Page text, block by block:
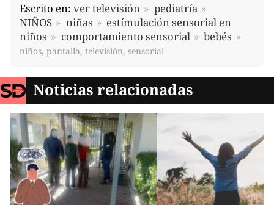
Escrito en: ver televisión
pediatría
NIÑOS
niñas
estímulación sensorial en
niños
comportamiento sensorial bebés
niños, pantalla, televisión, sensorial
Noticias relacionadas